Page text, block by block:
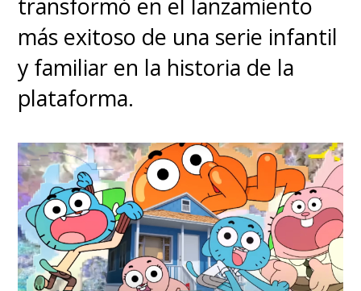
transformó en el lanzamiento
más exitoso de una serie infantil
y familiar en la historia de la
plataforma.